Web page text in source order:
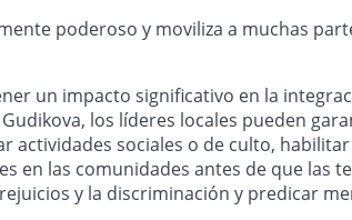
poderoso y moviliza a muchas
un impacto significativo en la
los líderes locales pueden
actividades sociales o de culto,
en las comunidades antes de que las
y la discriminación y predicar